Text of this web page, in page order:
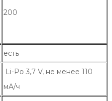
200
есть
Li-Po 3,7 V, не менее 110
мА/ч